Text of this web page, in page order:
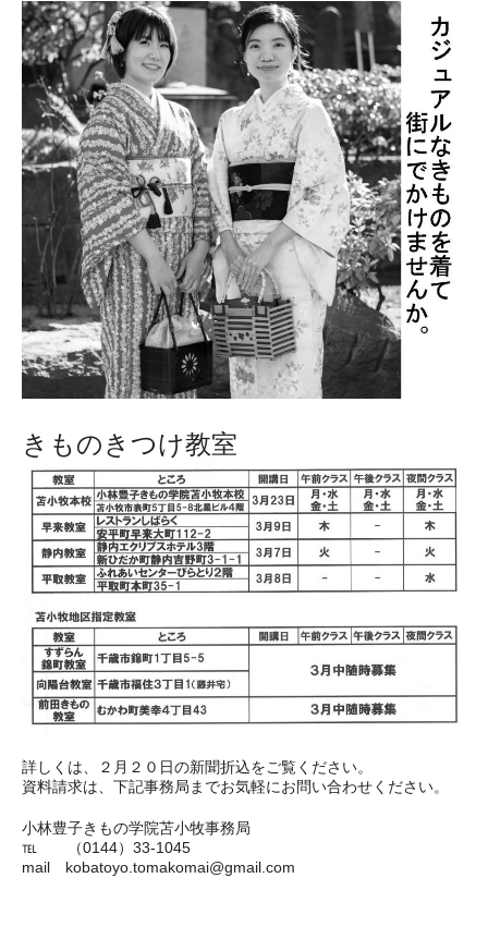
きものきつけ教室
詳しくは、２月２０日の新聞折込をご覧ください。
資料請求は、下記事務局までお気軽にお問い合わせください。
小林豊子きもの学院苫小牧事務局
℡ （0144）33-1045
mail kobatoyo.tomakomai@gmail.com